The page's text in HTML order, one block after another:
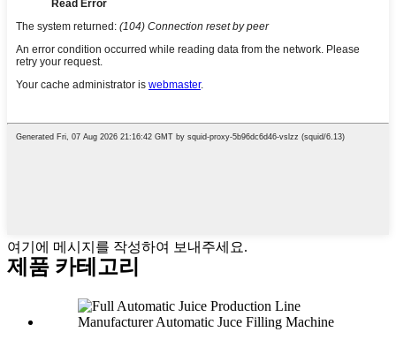
여기에 메시지를 작성하여 보내주세요.
제품 카테고리